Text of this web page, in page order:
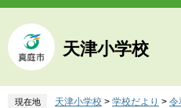
ペ
ジ
の
頭
メ
ュ
ー
飛
天津小学校
現在地 天津小学校 > 学校だより > 令